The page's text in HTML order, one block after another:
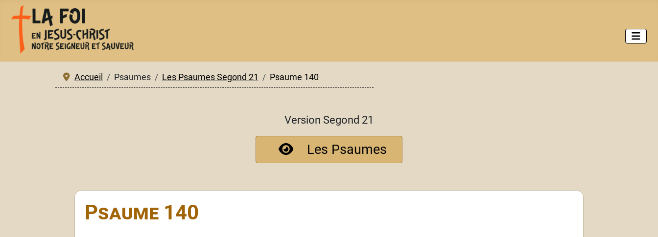
Accueil Psaumes Les Psaumes Segond 21 Psaume 140
Version Segond 21
Les Psaumes
Psaume 140